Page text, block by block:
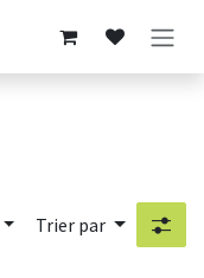
Trier par